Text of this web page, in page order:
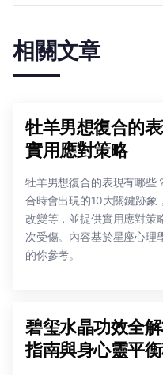
相關文章
牡羊男想復合的
實用應對策略
牡羊男想復合的表現有哪些
合時會出現的10大關鍵跡象
改變等，並提供實用應對策
次受傷。內容基於星座心理
的你參考。
碧玺水晶功效全
指南與身心靈平